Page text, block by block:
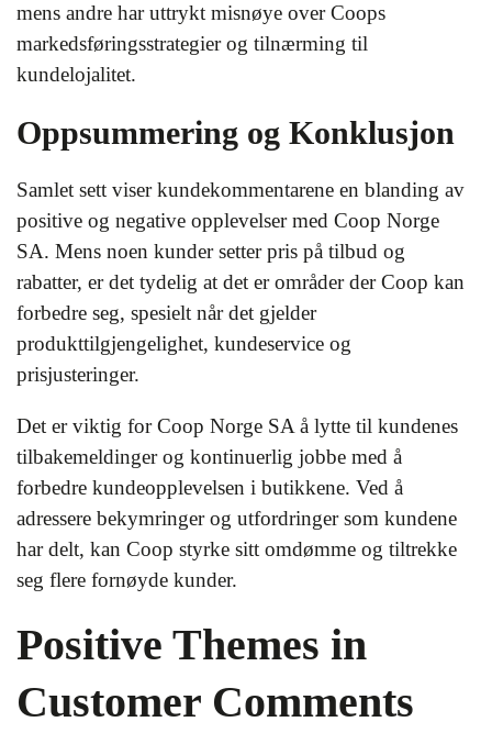
mens andre har uttrykt misnøye over Coops
markedsføringsstrategier og tilnærming til
kundelojalitet.
Oppsummering og Konklusjon
Samlet sett viser kundekommentarene en blanding av
positive og negative opplevelser med Coop Norge
SA. Mens noen kunder setter pris på tilbud og
rabatter, er det tydelig at det er områder der Coop kan
forbedre seg, spesielt når det gjelder
produkttilgjengelighet, kundeservice og
prisjusteringer.
Det er viktig for Coop Norge SA å lytte til kundenes
tilbakemeldinger og kontinuerlig jobbe med å
forbedre kundeopplevelsen i butikkene. Ved å
adressere bekymringer og utfordringer som kundene
har delt, kan Coop styrke sitt omdømme og tiltrekke
seg flere fornøyde kunder.
Positive Themes in
Customer Comments